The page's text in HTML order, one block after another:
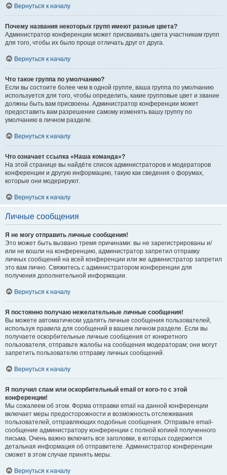
Вернуться к началу
Почему названия некоторых групп имеют разные цвета?
Администратор конференции может присваивать цвета участникам групп
для того, чтобы их было проще отличать друг от друга.
Вернуться к началу
Что такое группа по умолчанию?
Если вы состоите более чем в одной группе, ваша группа по умолчанию
используется для того, чтобы определить, какие групповые цвет и звание
должны быть вам присвоены. Администратор конференции может
предоставить вам разрешение самому изменять вашу группу по
умолчанию в личном разделе.
Вернуться к началу
Что означает ссылка «Наша команда»?
На этой странице вы найдёте список администраторов и модераторов
конференции и другую информацию, такую как сведения о форумах,
которые они модерируют.
Вернуться к началу
Личные сообщения
Я не могу отправить личные сообщения!
Это может быть вызвано тремя причинами: вы не зарегистрированы и/
или не вошли на конференцию, администратор запретил отправку
личных сообщений на всей конференции или же администратор запретил
это вам лично. Свяжитесь с администратором конференции для
получения дополнительной информации.
Вернуться к началу
Я постоянно получаю нежелательные личные сообщения!
Вы можете автоматически удалять личные сообщения пользователей,
используя правила для сообщений в вашем личном разделе. Если вы
получаете оскорбительные личные сообщения от конкретного
пользователя, отправьте жалобы на сообщения модераторам; они могут
запретить пользователю отправку личных сообщений.
Вернуться к началу
Я получил спам или оскорбительный email от кого-то с этой
конференции!
Мы сожалеем об этом. Форма отправки email на данной конференции
включает меры предосторожности и возможность отслеживания
пользователей, отправляющих подобные сообщения. Отправьте email-
сообщение администратору конференции с полной копией полученного
письма. Очень важно включить все заголовки, в которых содержится
детальная информация об отправителе. Администратор конференции
сможет в этом случае принять меры.
Вернуться к началу